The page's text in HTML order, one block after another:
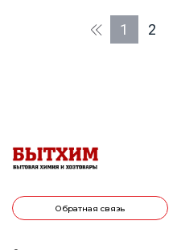
1 2
Обратная связь